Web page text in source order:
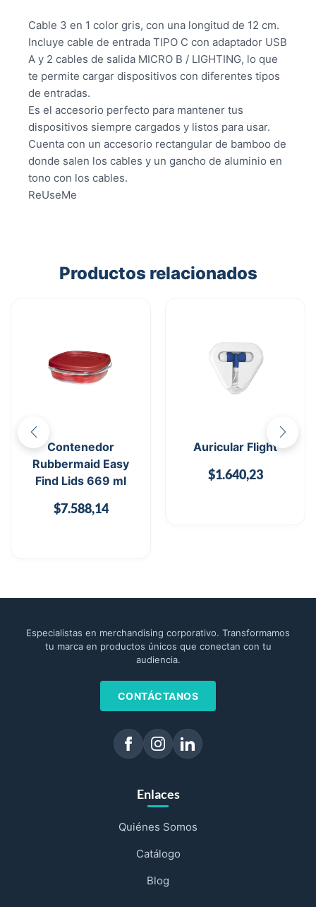
Cable 3 en 1 color gris, con una longitud de 12 cm.
Incluye cable de entrada TIPO C con adaptador USB
A y 2 cables de salida MICRO B / LIGHTING, lo que
te permite cargar dispositivos con diferentes tipos
de entradas.
Es el accesorio perfecto para mantener tus
dispositivos siempre cargados y listos para usar.
Cuenta con un accesorio rectangular de bamboo de
donde salen los cables y un gancho de aluminio en
tono con los cables.
ReUseMe
Productos relacionados
Contenedor
Rubbermaid Easy
Find Lids 669 ml
$7.588,14
Auricular Flight
$1.640,23
Especialistas en merchandising corporativo. Transformamos
tu marca en productos únicos que conectan con tu
audiencia.
CONTÁCTANOS
Enlaces
Quiénes Somos
Catálogo
Blog